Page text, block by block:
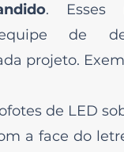
. Esses
de
projeto.
de LED
a face do